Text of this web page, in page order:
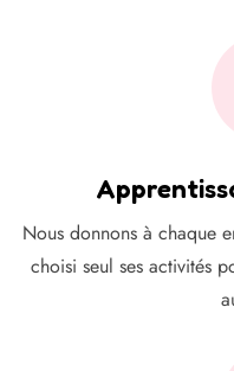
Nous donnons à chaque
choisi seul ses activités